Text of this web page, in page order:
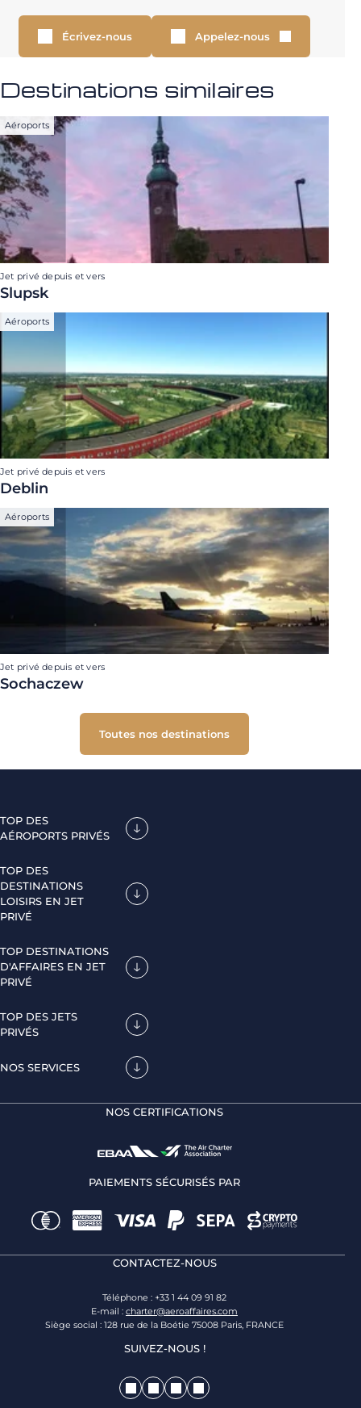
Écrivez-nous Appelez-nous
Destinations similaires
Aéroports
Jet privé depuis et vers
Slupsk
Aéroports
Jet privé depuis et vers
Deblin
Aéroports
Jet privé depuis et vers
Sochaczew
Toutes nos destinations
TOP DES
AÉROPORTS PRIVÉS
TOP DES
DESTINATIONS
LOISIRS EN JET
PRIVÉ
TOP DESTINATIONS
D'AFFAIRES EN JET
PRIVÉ
TOP DES JETS
PRIVÉS
NOS SERVICES
NOS CERTIFICATIONS
PAIEMENTS SÉCURISÉS PAR
CONTACTEZ-NOUS
Téléphone : +33 1 44 09 91 82
E-mail : charter@aeroaffaires.com
Siège social : 128 rue de la Boétie 75008 Paris, FRANCE
SUIVEZ-NOUS !